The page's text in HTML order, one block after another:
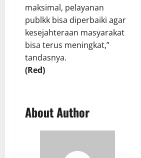
maksimal, pelayanan
publkk bisa diperbaiki agar
kesejahteraan masyarakat
bisa terus meningkat,”
tandasnya.
(Red)
About Author